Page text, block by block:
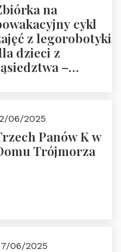
na
cykl
z legorobotyki
dzieci z
–
06/2025
Panów K w
Trójmorza
06/2025